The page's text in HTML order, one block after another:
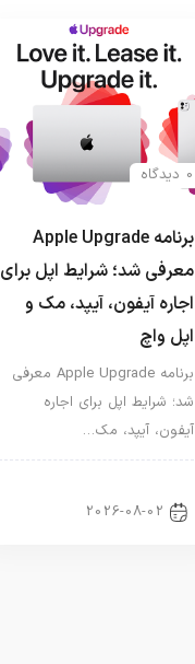
0 دیدگاه
برنامه Apple Upgrade
معرفی شد؛ شرایط اپل برای
اجاره آیفون، آیپد، مک و
اپل واچ
برنامه Apple Upgrade معرفی
شد؛ شرایط اپل برای اجاره
آیفون، آیپد، مک…
2026-08-02